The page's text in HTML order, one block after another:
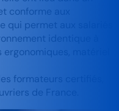
conforme aux
qui permet aux salariés
identique à
matériel
formateurs certifiés,
de France.